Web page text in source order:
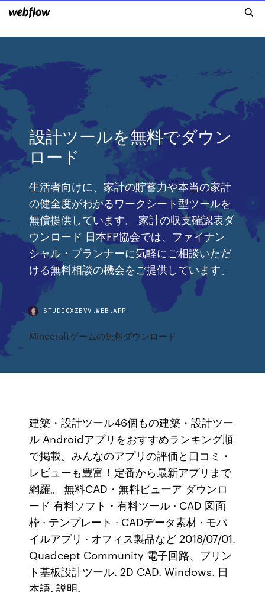
設計ツールを無料でダウン
ロード
生活者向けに、家計の貯蓄力や本当の家計
の健全度がわかるワークシート型ツールを
無償提供しています。 家計の収支確認表ダ
ウンロード 日本FP協会では、ファイナン
シャル・プランナーに気軽にご相談いただ
ける無料相談の機会をご提供しています。
STUDIOXZEVV.WEB.APP
Minecraftゲームの無料ダウンロード
建築・設計ツール46個もの建築・設計ツー
ル Androidアプリをおすすめランキング順
で掲載。みんなのアプリの評価と口コミ・
レビューも豊富！定番から最新アプリまで
網羅。 無料CAD・無料ビューア ダウンロ
ード 有料ソフト・有料ツール · CAD 図面
枠 · テンプレート · CADデータ素材 · モバ
イルアプリ · オフィス製品など 2018/07/01.
Quadcept Community 電子回路、プリン
ト基板設計ツール. 2D CAD. Windows. 日
本語. 説明.